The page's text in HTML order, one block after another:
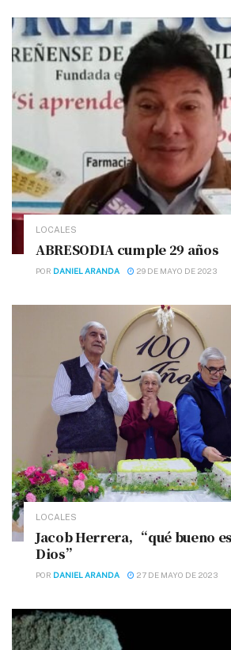
LOCALES
ABRESODIA cumple 29 años
POR DANIEL ARANDA 29 DE MAYO DE 2023
LOCALES
Jacob Herrera, “qué bueno
Dios”
POR DANIEL ARANDA 27 DE MAYO DE 2023